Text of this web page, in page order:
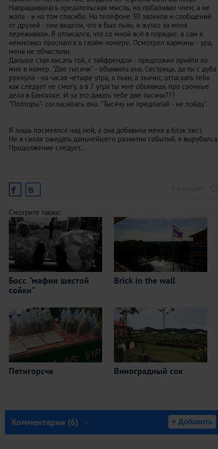
Напрашивалась предательская мысль, но побаливал член, а не
жопа - и на том спасибо. На телефоне 30 звонков и сообщений
от друзей - они видели, что я был пьян, и жутко за меня
переживали. Я отписался, что со мной всё в порядке, а сам я
немножко проспался в своём номере. Осмотрел карманы - ура,
меня не обчистили.
Дальше стал писать той, с тайфрендли - предложил прийти ко
мне в номер. "Две тысячи" - объявила она. Сестрица, да ты с дуба
рухнула - на часах четыре утра, я пьян, а значит, оттаскать тебя
как следует не смогу, а в 7 утра ты мне объявишь про срочные
дела в Бангкоке. И за это давать тебе две тысячи???
"Полторы"- согласилась она. "Тысячу не предлагай - не пойду".
Я лишь посмеялся над ней, а она добавила меня в блэк лист.
Не в силах ожидать дальнейшего развития событий, я
Продолжение следует...
Смотрите также:
Босс "мафии шестой
сойки"
Brick in the wall
Петигорсчк Виноградный сок
Комментарии (6) + Добавить